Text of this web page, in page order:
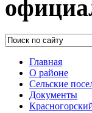
Главная
О районе
Сельские
Документы